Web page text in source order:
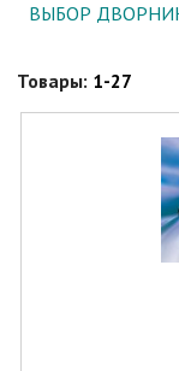
ВЫБОР
Товары: 1-27